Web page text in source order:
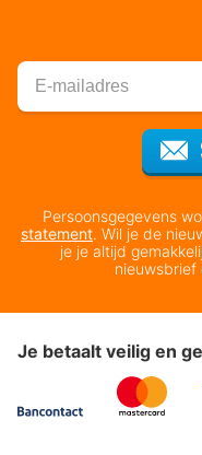
Persoonsgegevens
statement. Wil je de
je je altijd
nieuwsbrief
Je betaalt veilig en